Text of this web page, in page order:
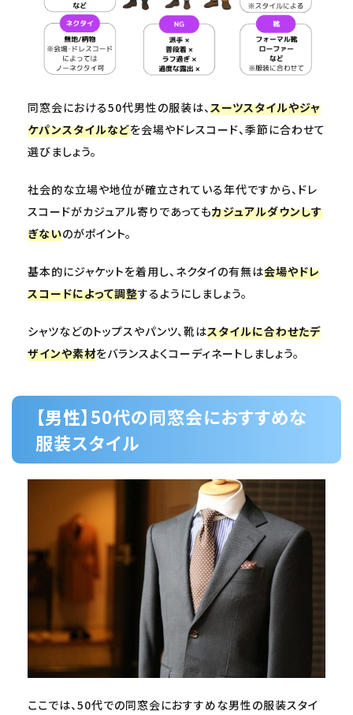
同窓会における50代男性の服装は、スーツスタイルやジャ
ケパンスタイルなどを会場やドレスコード、季節に合わせて
選びましょう。
社会的な立場や地位が確立されている年代ですから、ドレ
スコードがカジュアル寄りであってもカジュアルダウンしす
ぎないのがポイント。
基本的にジャケットを着用し、ネクタイの有無は会場やドレ
スコードによって調整するようにしましょう。
シャツなどのトップスやパンツ、靴はスタイルに合わせたデ
ザインや素材をバランスよくコーディネートしましょう。
【男性】50代の同窓会におすすめな
服装スタイル
ここでは、50代での同窓会におすすめな男性の服装スタイ